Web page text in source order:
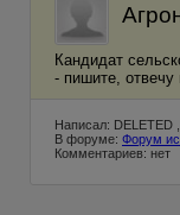
Кандидат
- пишите, отвечу
Написал: DELETED
В форуме: Форум
Комментариев: нет